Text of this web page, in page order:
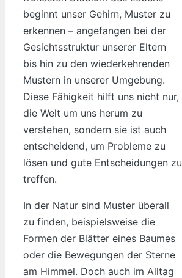
beginnt unser Gehirn, Muster zu
erkennen – angefangen bei der
Gesichtsstruktur unserer Eltern
bis hin zu den wiederkehrenden
Mustern in unserer Umgebung.
Diese Fähigkeit hilft uns nicht nur,
die Welt um uns herum zu
verstehen, sondern sie ist auch
entscheidend, um Probleme zu
lösen und gute Entscheidungen zu
treffen.
In der Natur sind Muster überall
zu finden, beispielsweise die
Formen der Blätter eines Baumes
oder die Bewegungen der Sterne
am Himmel. Doch auch im Alltag